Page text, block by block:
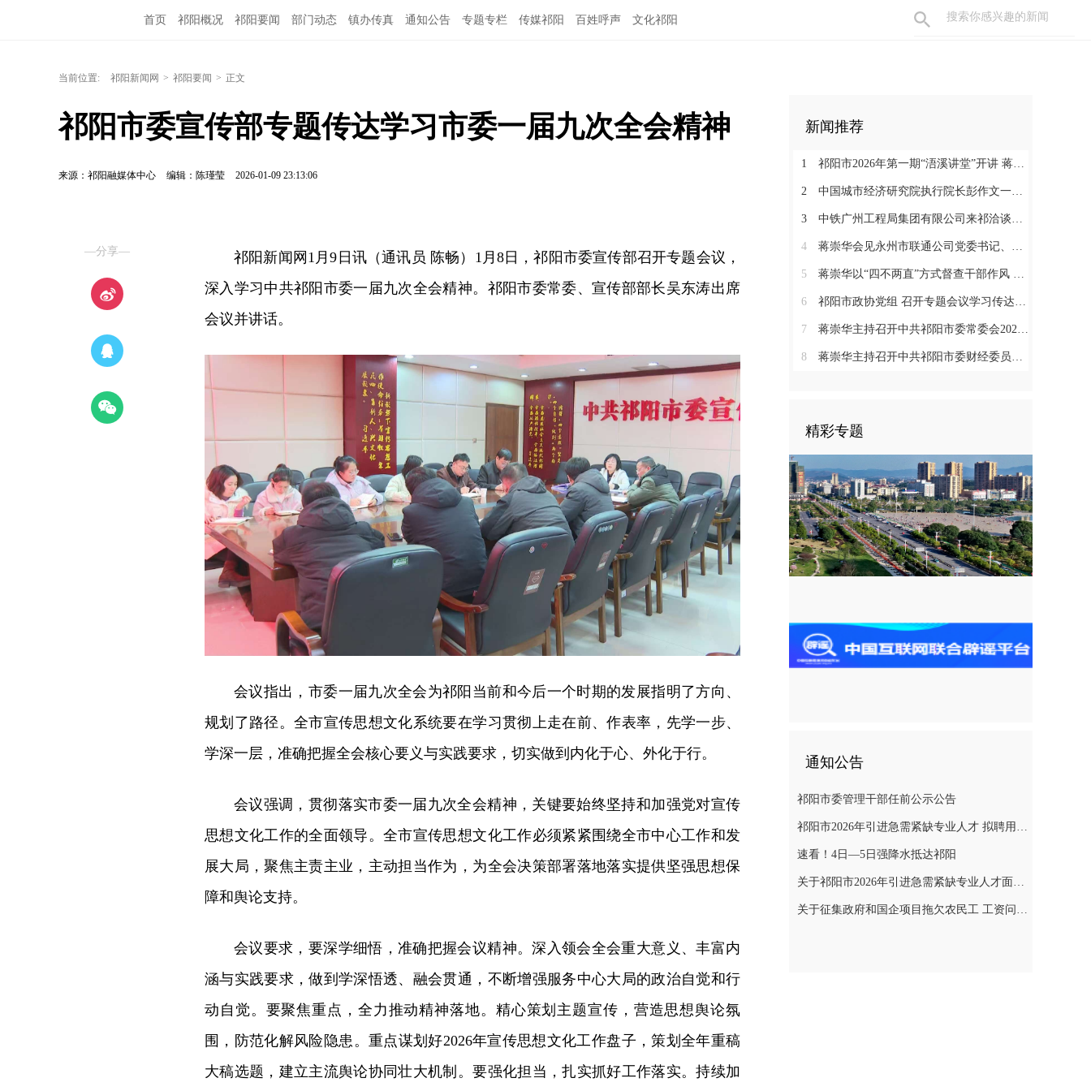
首页 祁阳概况 祁阳要闻 部门动态 镇办传真 通知公告 专题专栏 传媒祁阳 百姓呼声 文化祁阳
当前位置: 祁阳新闻网 > 祁阳要闻 > 正文
祁阳市委宣传部专题传达学习市委一届九次全会精神
来源：祁阳融媒体中心 编辑：陈瑾莹 2026-01-09 23:13:06
—分享—
祁阳新闻网1月9日讯（通讯员 陈畅）1月8日，祁阳市委宣传部召开专题会议，
深入学习中共祁阳市委一届九次全会精神。祁阳市委常委、宣传部部长吴东涛出席
会议并讲话。
会议指出，市委一届九次全会为祁阳当前和今后一个时期的发展指明了方向、
规划了路径。全市宣传思想文化系统要在学习贯彻上走在前、作表率，先学一步、
学深一层，准确把握全会核心要义与实践要求，切实做到内化于心、外化于行。
会议强调，贯彻落实市委一届九次全会精神，关键要始终坚持和加强党对宣传
思想文化工作的全面领导。全市宣传思想文化工作必须紧紧围绕全市中心工作和发
展大局，聚焦主责主业，主动担当作为，为全会决策部署落地落实提供坚强思想保
障和舆论支持。
会议要求，要深学细悟，准确把握会议精神。深入领会全会重大意义、丰富内
涵与实践要求，做到学深悟透、融会贯通，不断增强服务中心大局的政治自觉和行
动自觉。要聚焦重点，全力推动精神落地。精心策划主题宣传，营造思想舆论氛
围，防范化解风险隐患。重点谋划好2026年宣传思想文化工作盘子，策划全年重稿
大稿选题，建立主流舆论协同壮大机制。要强化担当，扎实抓好工作落实。持续加
新闻推荐
1 祁阳市2026年第一期“浯溪讲堂”开讲 蒋崇华参加
2 中国城市经济研究院执行院长彭作文一行来祁调研恳谈
3 中铁广州工程局集团有限公司来祁洽谈项目合作
4 蒋崇华会见永州市联通公司党委书记、总经理钟永雄一行
5 蒋崇华以“四不两直”方式督查干部作风 从严抓实事业单位队伍建设
6 祁阳市政协党组 召开专题会议学习传达贯彻市第二次党代会精神
7 蒋崇华主持召开中共祁阳市委常委会2026年第23次会议
8 蒋崇华主持召开中共祁阳市委财经委员会2026年第3次会议
精彩专题
通知公告
祁阳市委管理干部任前公示公告
祁阳市2026年引进急需紧缺专业人才 拟聘用人员名单公示
速看！4日—5日强降水抵达祁阳
关于祁阳市2026年引进急需紧缺专业人才面试成绩、 入围体检人员名单及体检相关事项的公告
关于征集政府和国企项目拖欠农民工 工资问题线索的通告